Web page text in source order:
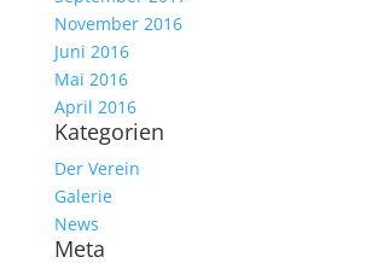
November 2016
Juni 2016
Mai 2016
April 2016
Kategorien
Der Verein
Galerie
News
Meta